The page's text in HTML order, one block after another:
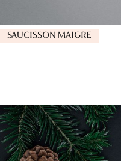
SAUCISSON MAIGRE